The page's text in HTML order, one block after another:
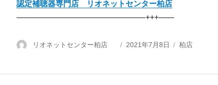
認定補聴器専門店 リオネットセンター柏店
————————————————–+++——
投
リオネットセンター柏店
投
2021年7月8日
カ
柏店